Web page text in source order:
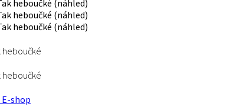
heboučké
heboučké
shop